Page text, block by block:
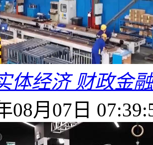
体经济 财政金
08月07日